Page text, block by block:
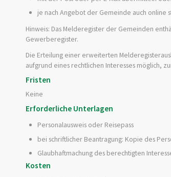
je nach Angebot der Gemeinde auch online
Hinweis: Das Melderegister der Gemeinden
Gewerberegister.
Die Erteilung einer erweiterten
aufgrund eines rechtlichen Interesses möglich,
Fristen
Keine
Erforderliche Unterlagen
Personalausweis oder Reisepass
bei schriftlicher Beantragung: Kopie des
Glaubhaftmachung des berechtigten
Kosten